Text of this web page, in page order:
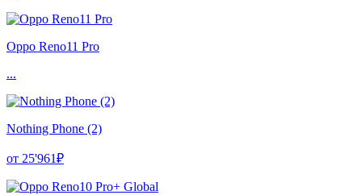
Oppo Reno11 Pro
...
Nothing Phone (2)
от 25'961₽